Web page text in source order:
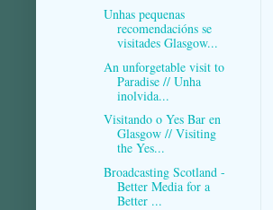
Unhas pequenas
recomendacións se
visitades Glasgow...
An unforgetable visit to
Paradise // Unha
inolvida...
Visitando o Yes Bar en
Glasgow // Visiting
the Yes...
Broadcasting Scotland -
Better Media for a
Better ...